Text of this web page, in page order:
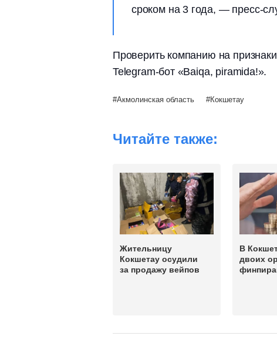
сроком на 3 года, — пресс-
Проверить компанию на
Telegram-бот «Baiqa, piramida!».
Акмолинская область Кокшетау
Читайте также:
Жительницу
Кокшетау осудили
за продажу вейпов
В
двоих